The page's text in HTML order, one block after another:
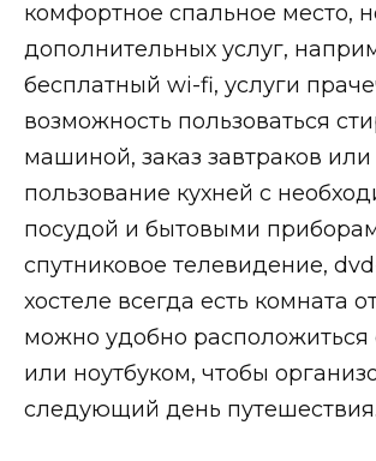
комфортное спальное место,
дополнительных услуг,
бесплатный wi-fi, услуги
возможность пользоваться
машиной, заказ завтраков или
пользование кухней с
посудой и бытовыми
спутниковое телевидение,
хостеле всегда есть комната
можно удобно расположиться
или ноутбуком, чтобы
следующий день путешествия.